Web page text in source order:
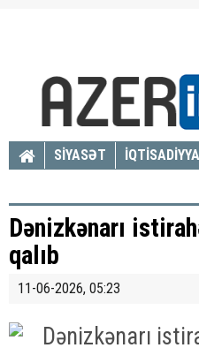
SİYASƏT
Dənizkənarı
qalıb
11-06-2026, 05:23